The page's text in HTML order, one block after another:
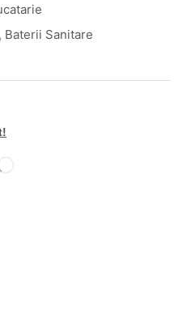
, Baterii Sanitare